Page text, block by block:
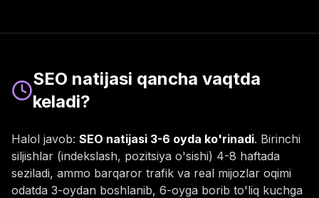
SEO natijasi qancha vaqtda
keladi?
Halol javob: SEO natijasi 3-6 oyda ko'rinadi. Birinchi
siljishlar (indekslash, pozitsiya o'sishi) 4-8 haftada
seziladi, ammo barqaror trafik va real mijozlar oqimi
odatda 3-oydan boshlanib, 6-oyga borib to'liq kuchga